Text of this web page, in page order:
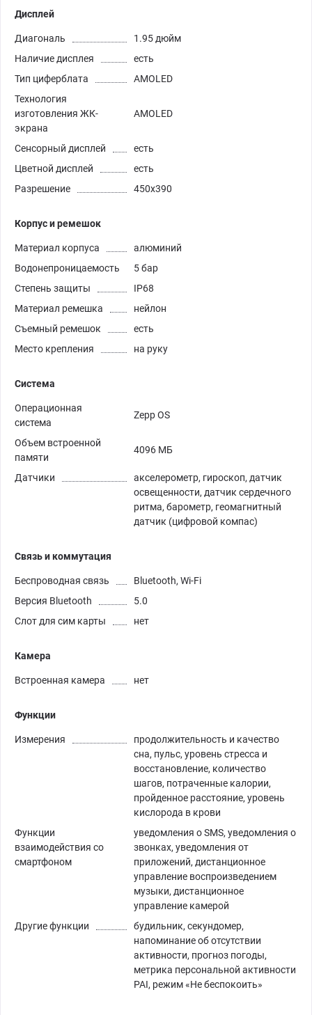
Дисплей
Диагональ
1.95 дюйм
Наличие дисплея
есть
Тип циферблата
AMOLED
Технология
изготовления ЖК-
экрана
AMOLED
Сенсорный дисплей
есть
Цветной дисплей
есть
Разрешение
450х390
Корпус и ремешок
Материал корпуса
алюминий
Водонепроницаемость
5 бар
Степень защиты
IP68
Материал ремешка
нейлон
Съемный ремешок
есть
Место крепления
на руку
Система
Операционная
система
Zepp OS
Объем встроенной
памяти
4096 МБ
Датчики
акселерометр, гироскоп, датчик
освещенности, датчик сердечного
ритма, барометр, геомагнитный
датчик (цифровой компас)
Связь и коммутация
Беспроводная связь
Bluetooth, Wi-Fi
Версия Bluetooth
5.0
Слот для сим карты
нет
Камера
Встроенная камера нет
Функции
Измерения
продолжительность и качество
сна, пульс, уровень стресса и
восстановление, количество
шагов, потраченные калории,
пройденное расстояние, уровень
кислорода в крови
Функции
взаимодействия со
смартфоном
уведомления о SMS, уведомления о
звонках, уведомления от
приложений, дистанционное
управление воспроизведением
музыки, дистанционное
управление камерой
Другие функции
будильник, секундомер,
напоминание об отсутствии
активности, прогноз погоды,
метрика персональной активности
PAI, режим «Не беспокоить»